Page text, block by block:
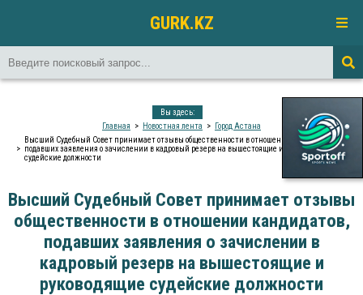
GURK.KZ
Вы здесь:
Главная
Новостная лента
Город Астана
Высший Судебный Совет принимает отзывы общественности в отношении кандидатов,
подавших заявления о зачислении в кадровый резерв на вышестоящие и руководящие
судейские должности
Высший Судебный Совет принимает отзывы
общественности в отношении кандидатов,
подавших заявления о зачислении в
кадровый резерв на вышестоящие и
руководящие судейские должности